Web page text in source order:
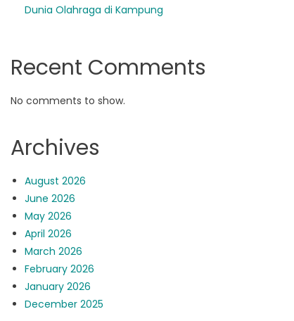
Dunia Olahraga di Kampung
Recent Comments
No comments to show.
Archives
August 2026
June 2026
May 2026
April 2026
March 2026
February 2026
January 2026
December 2025